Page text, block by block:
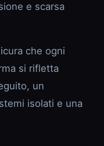
e scarsa
che ogni
si rifletta
un
isolati e una